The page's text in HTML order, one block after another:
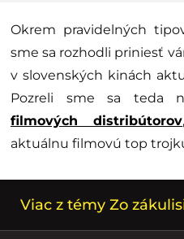
Okrem pravidelných
sme sa rozhodli priniesť
v slovenských kinách
Pozreli sme sa teda
filmových distribútorov
aktuálnu filmovú top
Viac z témy Zo